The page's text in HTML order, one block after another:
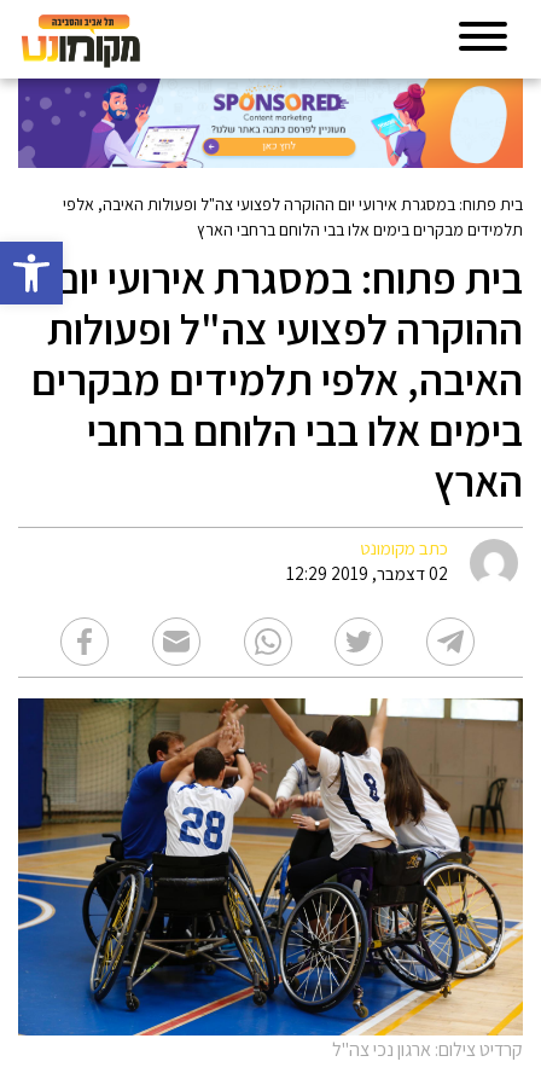
פתח
בית פתוח: במסגרת אירועי יום ההוקרה לפצועי צה"ל ופעולות האיבה, אלפי
תלמידים מבקרים בימים אלו בבי הלוחם ברחבי הארץ
בית פתוח: במסגרת אירועי יום
ההוקרה לפצועי צה"ל ופעולות
האיבה, אלפי תלמידים מבקרים
בימים אלו בבי הלוחם ברחבי
הארץ
כתב מקומונט
02 דצמבר, 2019 12:29
קרדיט צילום: ארגון נכי צה"ל